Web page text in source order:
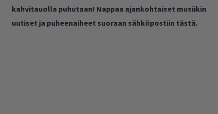
kahvitauolla puhutaan! Nappaa ajankohtaiset musiikin
uutiset ja puheenaiheet suoraan sähköpostiin tästä.